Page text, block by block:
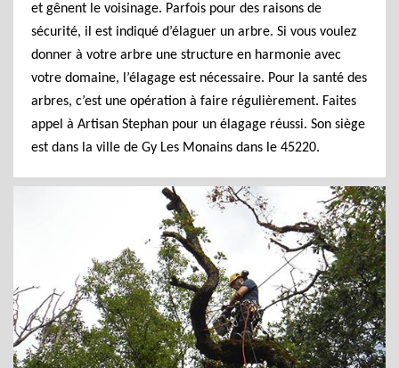
et gênent le voisinage. Parfois pour des raisons de
sécurité, il est indiqué d’élaguer un arbre. Si vous voulez
donner à votre arbre une structure en harmonie avec
votre domaine, l’élagage est nécessaire. Pour la santé des
arbres, c’est une opération à faire régulièrement. Faites
appel à Artisan Stephan pour un élagage réussi. Son siège
est dans la ville de Gy Les Monains dans le 45220.